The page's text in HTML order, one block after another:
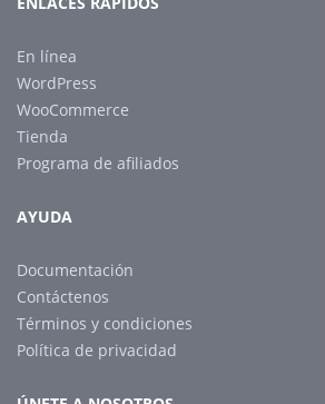
En línea
WordPress
WooCommerce
Tienda
Programa de afiliados
AYUDA
Documentación
Contáctenos
Términos y condiciones
Política de privacidad